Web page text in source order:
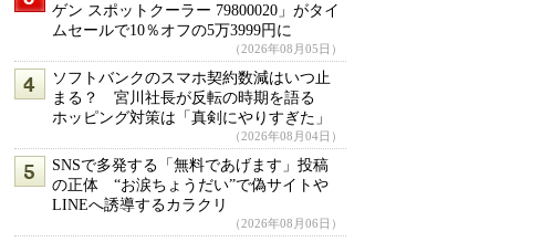
ゲン スポットクーラー 79800020」がタイ
ムセールで10％オフの5万3999円に
（2026年08月05日）
ソフトバンクのスマホ契約数減はいつ止
まる？ 宮川社長が反転の時期を語る
ホッピング対策は「真剣にやりすぎた」
（2026年08月04日）
SNSで多発する「無料であげます」投稿
の正体 “お涙ちょうだい”で偽サイトや
LINEへ誘導するカラクリ
（2026年08月06日）